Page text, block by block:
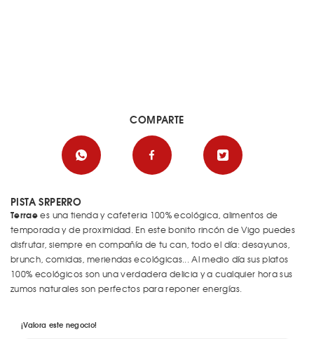
PISTA SRPERRO
Terraees una tienda y cafeteria 100% ecológica, alimentos de
temporada y de proximidad. En este bonito rincón de Vigo puedes
disfrutar, siempre en compañía de tu can, todo el día: desayunos,
brunch, comidas, meriendas ecológicas... Al medio día sus platos
100% ecológicos son una verdadera delicia y a cualquier hora sus
zumos naturales son perfectos para reponer energías.
¡Valora este negocio!
COMPARTE